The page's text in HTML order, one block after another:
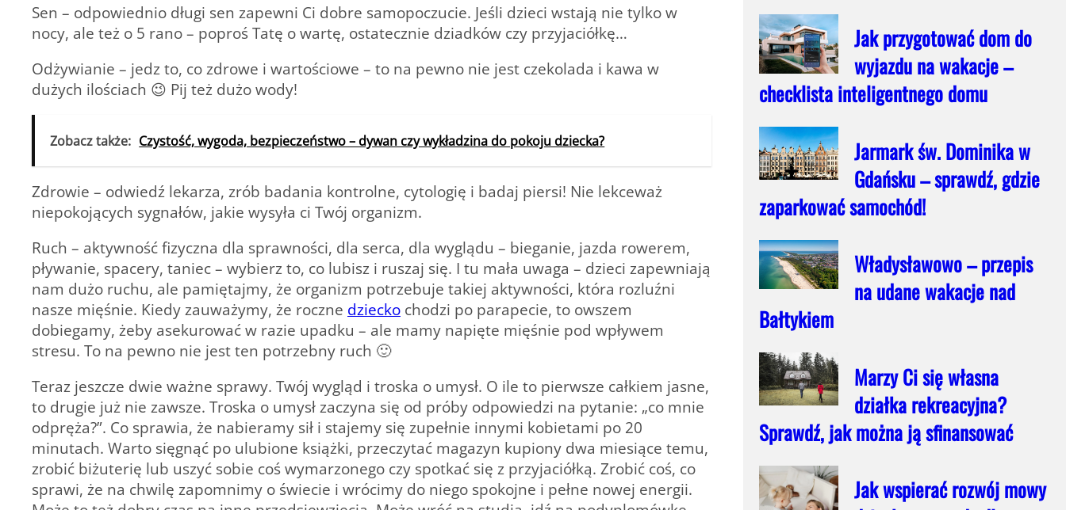
Sen – odpowiednio długi sen zapewni Ci dobre samopoczucie. Jeśli dzieci wstają nie tylko w
nocy, ale też o 5 rano – poproś Tatę o wartę, ostatecznie dziadków czy przyjaciółkę…
Odżywianie – jedz to, co zdrowe i wartościowe – to na pewno nie jest czekolada i kawa w
dużych ilościach 😉 Pij też dużo wody!
Zobacz także: Czystość, wygoda, bezpieczeństwo – dywan czy wykładzina do pokoju dziecka?
Zdrowie – odwiedź lekarza, zrób badania kontrolne, cytologię i badaj piersi! Nie lekceważ
niepokojących sygnałów, jakie wysyła ci Twój organizm.
Ruch – aktywność fizyczna dla sprawności, dla serca, dla wyglądu – bieganie, jazda rowerem,
pływanie, spacery, taniec – wybierz to, co lubisz i ruszaj się. I tu mała uwaga – dzieci zapewniają
nam dużo ruchu, ale pamiętajmy, że organizm potrzebuje takiej aktywności, która rozluźni
nasze mięśnie. Kiedy zauważymy, że roczne dziecko chodzi po parapecie, to owszem
dobiegamy, żeby asekurować w razie upadku – ale mamy napięte mięśnie pod wpływem
stresu. To na pewno nie jest ten potrzebny ruch 🙂
Teraz jeszcze dwie ważne sprawy. Twój wygląd i troska o umysł. O ile to pierwsze całkiem jasne,
to drugie już nie zawsze. Troska o umysł zaczyna się od próby odpowiedzi na pytanie: „co mnie
odpręża?”. Co sprawia, że nabieramy sił i stajemy się zupełnie innymi kobietami po 20
minutach. Warto sięgnąć po ulubione książki, przeczytać magazyn kupiony dwa miesiące temu,
zrobić biżuterię lub uszyć sobie coś wymarzonego czy spotkać się z przyjaciółką. Zrobić coś, co
sprawi, że na chwilę zapomnimy o świecie i wrócimy do niego spokojne i pełne nowej energii.
Jak przygotować dom do
wyjazdu na wakacje –
checklista inteligentnego domu
Jarmark św. Dominika w
Gdańsku – sprawdź, gdzie
zaparkować samochód!
Władysławowo – przepis
na udane wakacje nad
Bałtykiem
Marzy Ci się własna
działka rekreacyjna?
Sprawdź, jak można ją sfinansować
Jak wspierać rozwój mowy